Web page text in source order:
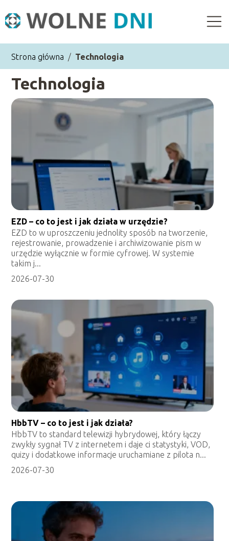
Strona główna / Technologia
Technologia
EZD – co to jest i jak działa w urzędzie?
EZD to w uproszczeniu jednolity sposób na tworzenie,
rejestrowanie, prowadzenie i archiwizowanie pism w
urzędzie wyłącznie w formie cyfrowej. W systemie
takim j...
2026-07-30
HbbTV – co to jest i jak działa?
HbbTV to standard telewizji hybrydowej, który łączy
zwykły sygnał TV z internetem i daje ci statystyki, VOD,
quizy i dodatkowe informacje uruchamiane z pilota n...
2026-07-30